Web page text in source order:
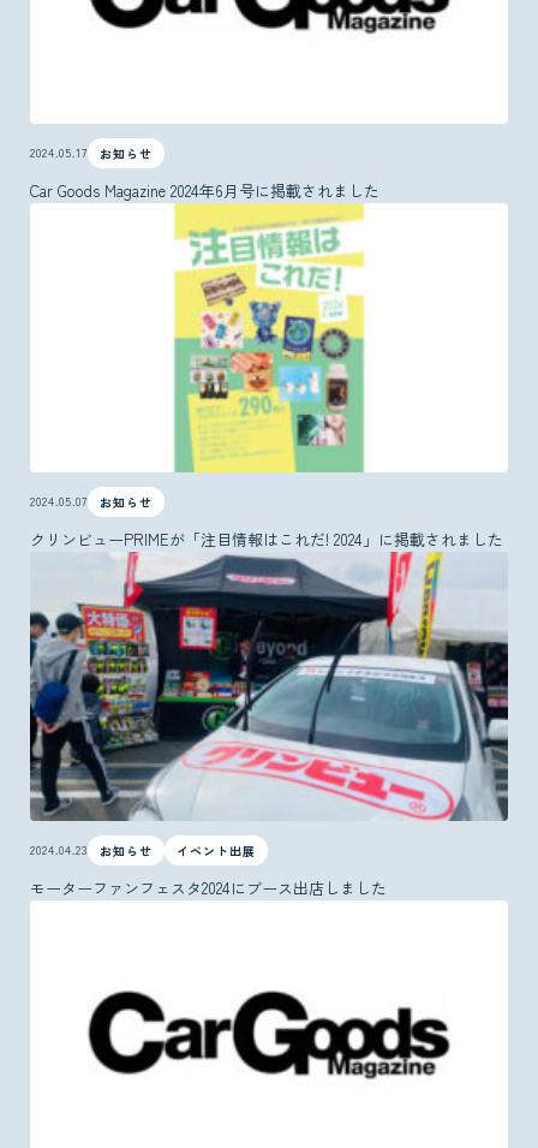
2024.05.17 お知らせ
Car Goods Magazine 2024年6月号に掲載されました
2024.05.07 お知らせ
クリンビューPRIMEが「注目情報はこれだ! 2024」に掲載されました
2024.04.23 お知らせ イベント出展
モーターファンフェスタ2024にブース出店しました